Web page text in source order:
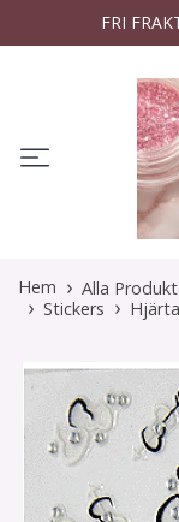
FRI
Hem Alla
Stickers